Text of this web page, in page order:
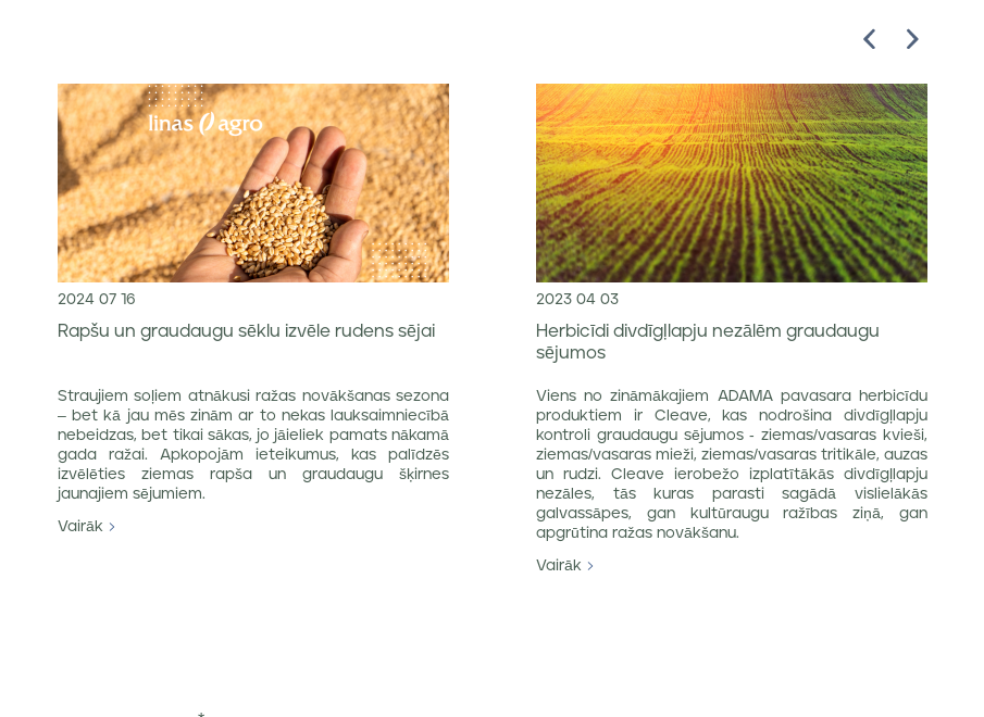
2024 07 16
Rapšu un graudaugu sēklu izvēle rudens sējai
Straujiem soļiem atnākusi ražas novākšanas sezona
– bet kā jau mēs zinām ar to nekas lauksaimniecībā
nebeidzas, bet tikai sākas, jo jāieliek pamats nākamā
gada ražai. Apkopojām ieteikumus, kas palīdzēs
izvēlēties ziemas rapša un graudaugu šķirnes
jaunajiem sējumiem.
Vairāk
2023 04 03
Herbicīdi divdīgļlapju nezālēm graudaugu
sējumos
Viens no zināmākajiem ADAMA pavasara herbicīdu
produktiem ir Cleave, kas nodrošina divdīgļlapju
kontroli graudaugu sējumos - ziemas/vasaras kvieši,
ziemas/vasaras mieži, ziemas/vasaras tritikāle, auzas
un rudzi. Cleave ierobežo izplatītākās divdīgļlapju
nezāles, tās kuras parasti sagādā vislielākās
galvassāpes, gan kultūraugu ražības ziņā, gan
apgrūtina ražas novākšanu.
Vairāk